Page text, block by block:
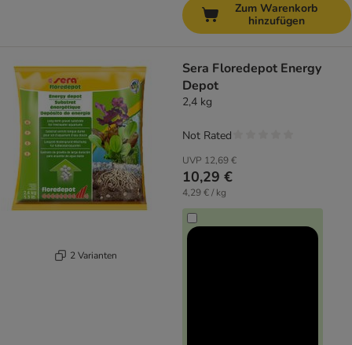
Zum Warenkorb
hinzufügen
2 Varianten
Sera Floredepot Energy
Depot
2,4 kg
UVP 12,69 €
10,29 €
4,29 € / kg
Not Rated